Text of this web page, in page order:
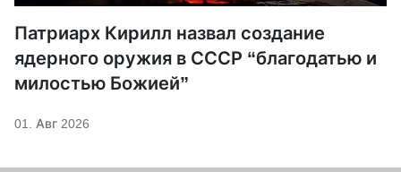
Патриарх Кирилл назвал создание
ядерного оружия в СССР “благодатью и
милостью Божией”
01. Авг 2026